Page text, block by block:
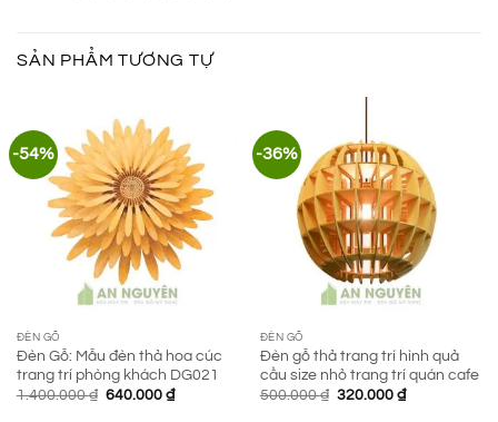
SẢN PHẨM TƯƠNG TỰ
-54%
ĐÈN GỖ
Đèn Gỗ: Mẫu đèn thả hoa cúc
trang trí phòng khách DG021
1.400.000₫ Giá
640.000 ₫Giá
-36%
ĐÈN GỖ
Đèn gỗ thả trang trí hình quả
cầu size nhỏ trang trí quán cafe
500.000₫ Giá
320.000 ₫Giá